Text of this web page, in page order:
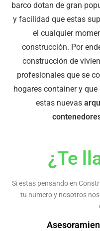
barco dotan de gran
y facilidad que estas
el cualquier
construcción. Por
construcción de
profesionales que se
hogares container y
estas nuevas
¿Te
Si estas pensando en
tu numero y nosotros